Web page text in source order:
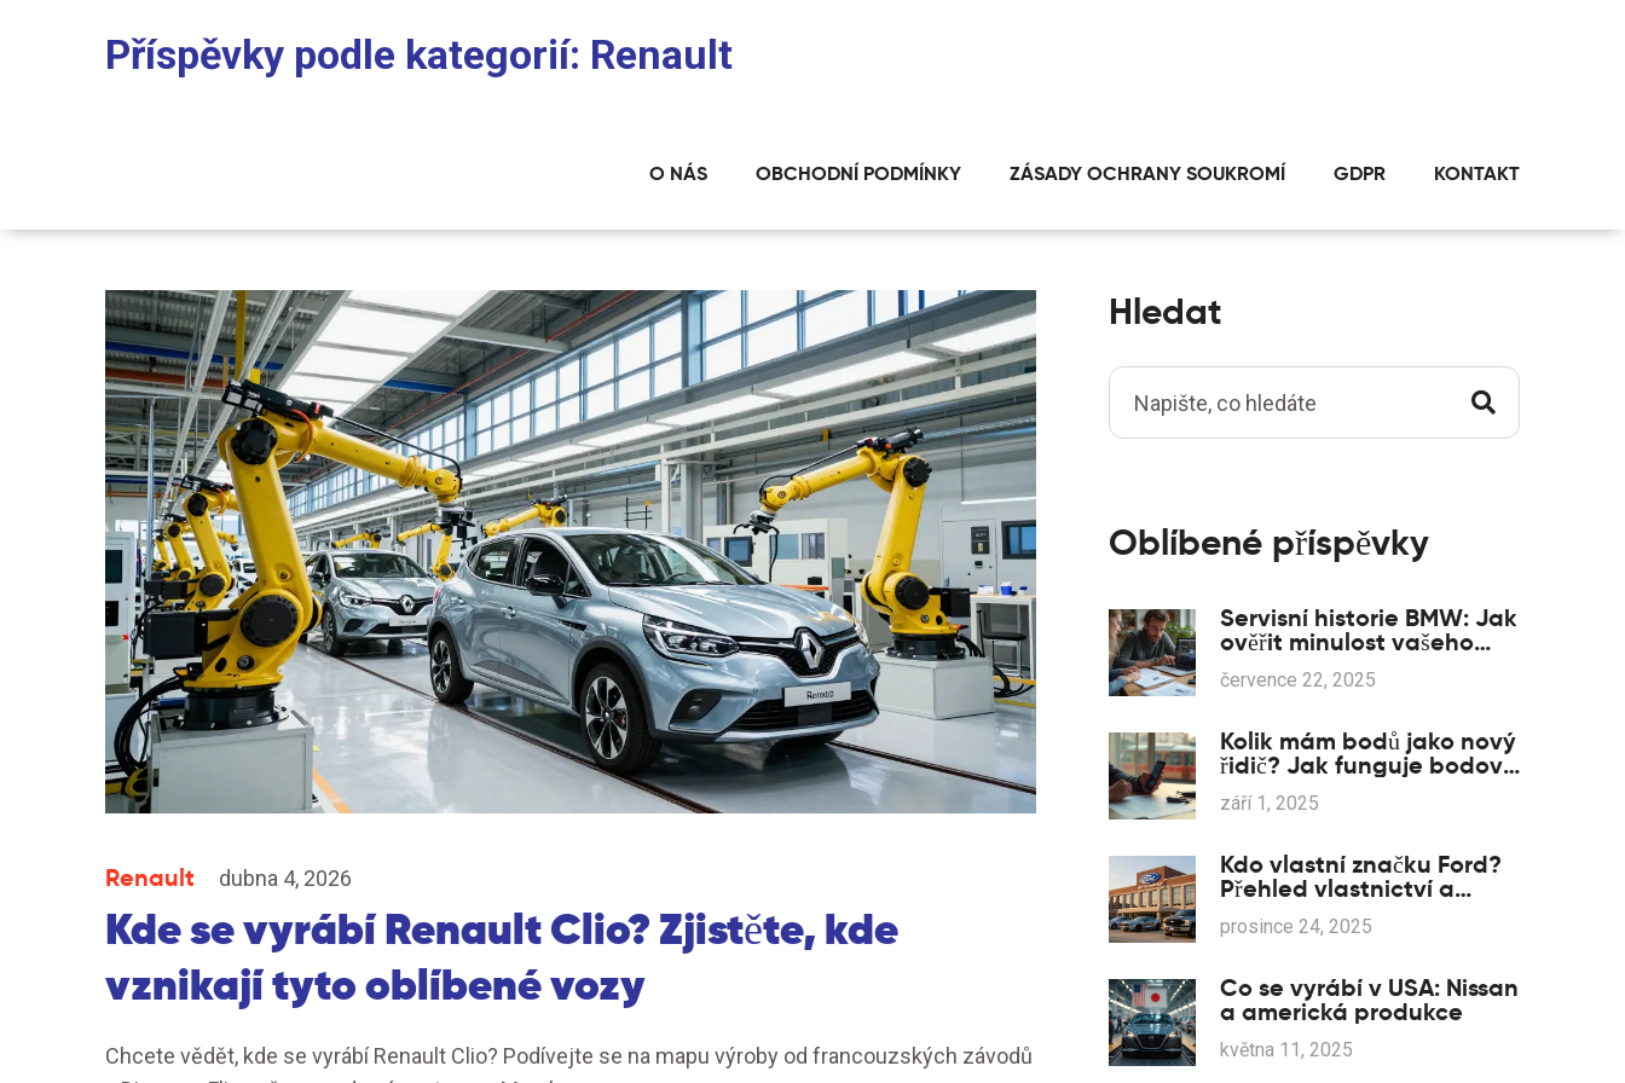
Příspěvky podle kategorií: Renault
O NÁS OBCHODNÍ PODMÍNKY ZÁSADY OCHRANY SOUKROMÍ GDPR KONTAKT
Renault dubna 4, 2026
Kde se vyrábí Renault Clio? Zjistěte, kde
vznikají tyto oblíbené vozy
Chcete vědět, kde se vyrábí Renault Clio? Podívejte se na mapu výroby od francouzských závodů
Hledat
Oblíbené příspěvky
Servisní historie BMW: Jak
ověřit minulost vašeho
auta jako profík
července 22, 2025
Kolik mám bodů jako nový
řidič? Jak funguje bodový
systém v roce 2025 a jak
si body zkontrolovat
září 1, 2025
Kdo vlastní značku Ford?
Přehled vlastnictví a
vztahů v automobilovém
průmyslu
prosince 24, 2025
Co se vyrábí v USA: Nissan
a americká produkce
května 11, 2025